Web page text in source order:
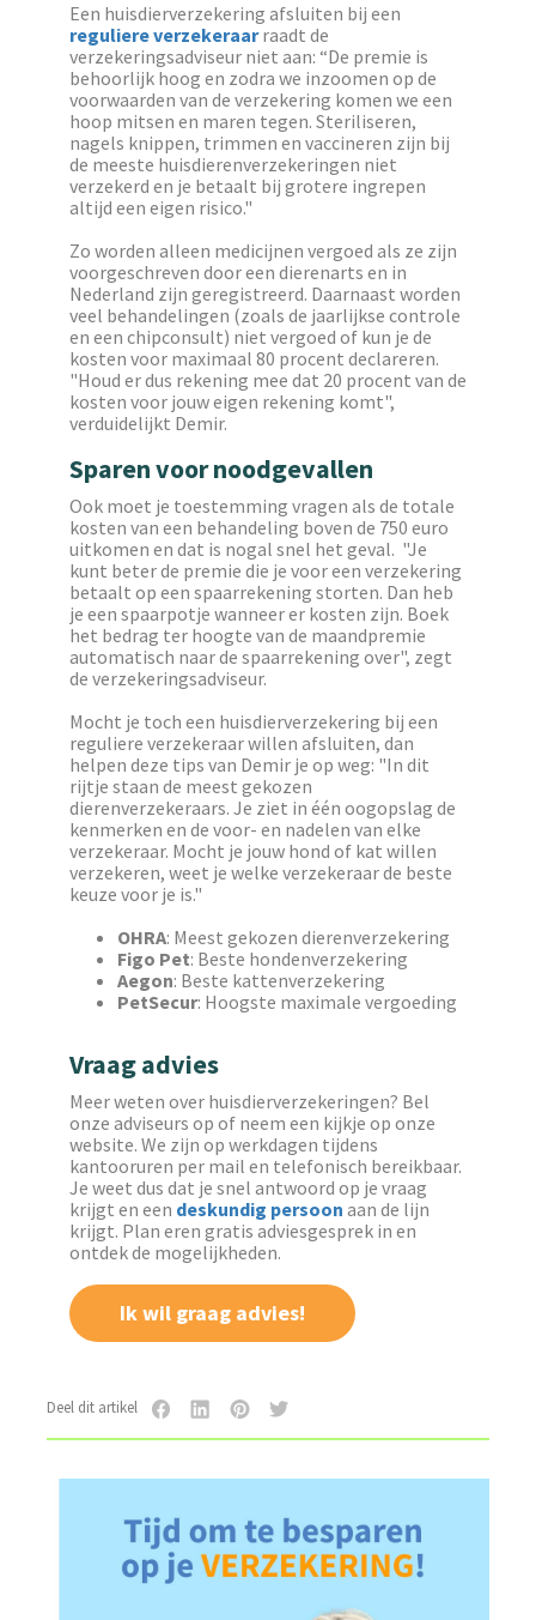
Een huisdierverzekering afsluiten bij een
reguliere verzekeraarraadt de
verzekeringsadviseur niet aan: “De premie is
behoorlijk hoog en zodra we inzoomen op de
voorwaarden van de verzekering komen we een
hoop mitsen en maren tegen. Steriliseren,
nagels knippen, trimmen en vaccineren zijn bij
de meeste huisdierenverzekeringen niet
verzekerd en je betaalt bij grotere ingrepen
altijd een eigen risico."
Zo worden alleen medicijnen vergoed als ze zijn
voorgeschreven door een dierenarts en in
Nederland zijn geregistreerd. Daarnaast worden
veel behandelingen (zoals de jaarlijkse controle
en een chipconsult) niet vergoed of kun je de
kosten voor maximaal 80 procent declareren.
"Houd er dus rekening mee dat 20 procent van de
kosten voor jouw eigen rekening komt",
verduidelijkt Demir.
Sparen voor noodgevallen
Ook moet je toestemming vragen als de totale
kosten van een behandeling boven de 750 euro
uitkomen en dat is nogal snel het geval. "Je
kunt beter de premie die je voor een verzekering
betaalt op een spaarrekening storten. Dan heb
je een spaarpotje wanneer er kosten zijn. Boek
het bedrag ter hoogte van de maandpremie
automatisch naar de spaarrekening over", zegt
de verzekeringsadviseur.
Mocht je toch een huisdierverzekering bij een
reguliere verzekeraar willen afsluiten, dan
helpen deze tips van Demir je op weg: "In dit
rijtje staan de meest gekozen
dierenverzekeraars. Je ziet in één oogopslag de
kenmerken en de voor- en nadelen van elke
verzekeraar. Mocht je jouw hond of kat willen
verzekeren, weet je welke verzekeraar de beste
keuze voor je is."
OHRA: Meest gekozen dierenverzekering
Figo Pet: Beste hondenverzekering
Aegon: Beste kattenverzekering
PetSecur: Hoogste maximale vergoeding
Vraag advies
Meer weten over huisdierverzekeringen? Bel
onze adviseurs op of neem een kijkje op onze
website. We zijn op werkdagen tijdens
kantooruren per mail en telefonisch bereikbaar.
Je weet dus dat je snel antwoord op je vraag
krijgt en een deskundig persoon aan de lijn
krijgt. Plan eren gratis adviesgesprek in en
ontdek de mogelijkheden.
Ik wil graag advies!
Deel dit artikel